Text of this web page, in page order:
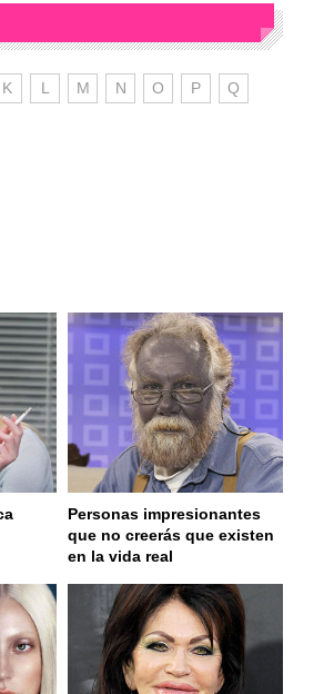
K L M N O P Q
Personas impresionantes
que no creerás que existen
en la vida real